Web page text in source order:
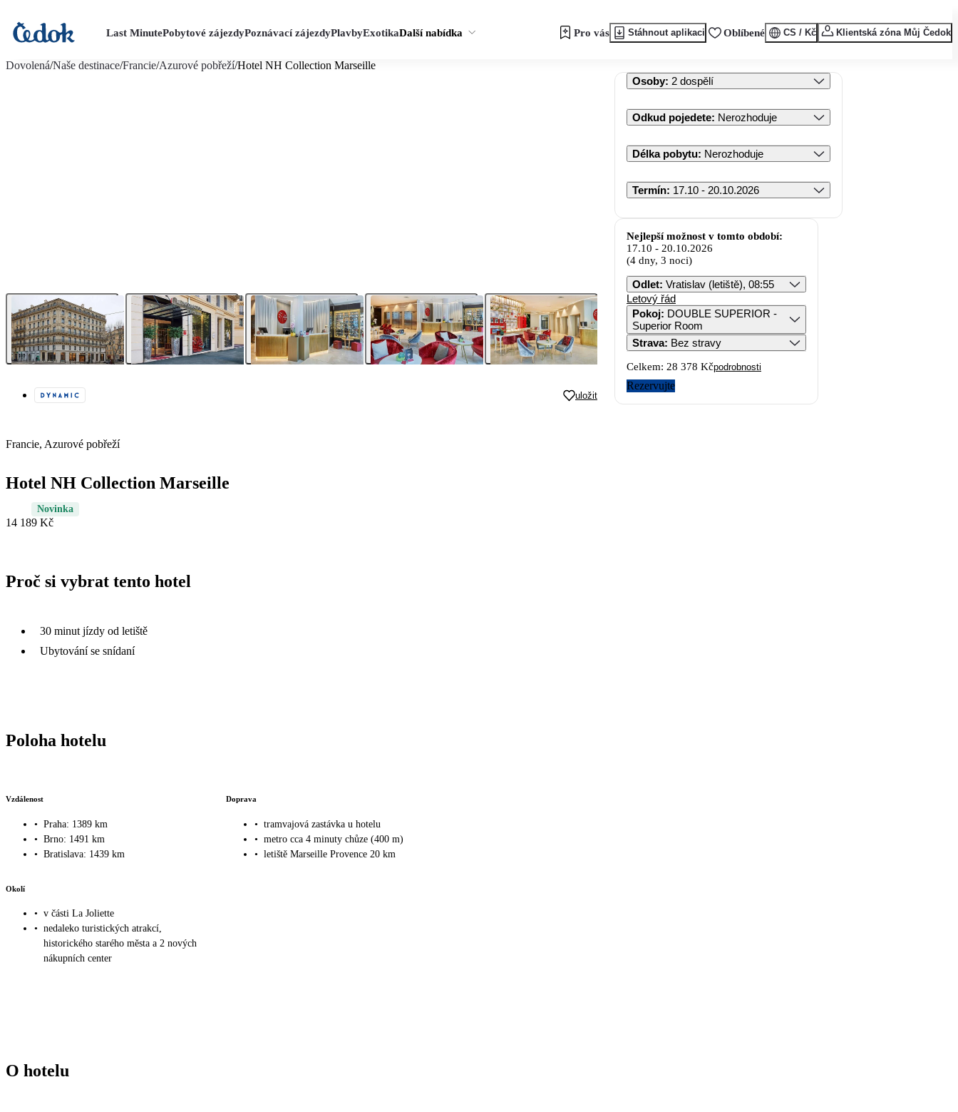
Last MinutePobytové zájezdyPoznávací zájezdyPlavbyExotikaDalší nabídka Pro vás Stáhnout aplikaci Oblíbené CS / Kč Klientská zóna Můj Čedok
Dovolená/Naše destinace/Francie/Azurové pobřeží/Hotel NH Collection Marseille
uložit
Francie, Azurové pobřeží
Hotel NH Collection Marseille
Novinka
14 189 Kč
Proč si vybrat tento hotel
30 minut jízdy od letiště
Ubytování se snídaní
Poloha hotelu
Vzdálenost
• Praha: 1389 km
• Brno: 1491 km
• Bratislava: 1439 km
Doprava
• tramvajová zastávka u hotelu
• metro cca 4 minuty chůze (400 m)
• letiště Marseille Provence 20 km
Okolí
• v části La Joliette
• nedaleko turistických atrakcí,
historického starého města a 2 nových
nákupních center
O hotelu
Osoby: 2 dospělí
Odkud pojedete: Nerozhoduje
Délka pobytu: Nerozhoduje
Termín: 17.10 - 20.10.2026
Nejlepší možnost v tomto období:
17.10 - 20.10.2026
(4 dny, 3 noci)
Odlet: Vratislav (letiště), 08:55
Letový řád
Pokoj: DOUBLE SUPERIOR -
Superior Room
Strava: Bez stravy
Celkem: 28 378 Kčpodrobnosti
Rezervujte